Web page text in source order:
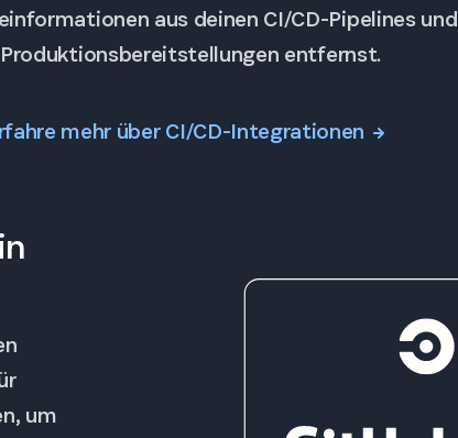
aus deinen CI/CD-Pipelines und
Produktionsbereitstellungen entfernst.
mehr über CI/CD-Integrationen
um